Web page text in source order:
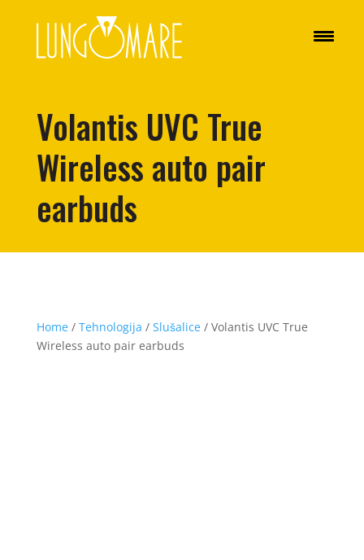
Volantis UVC True
Wireless auto pair
earbuds
Home/ Tehnologija / Slušalice/ Volantis UVC True
Wireless auto pair earbuds